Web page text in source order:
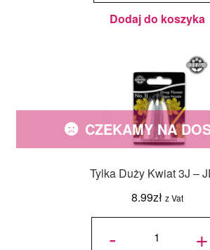
Dodaj do koszyka
Tylka Duży Kwiat 3J –
8.99zł z Vat
CZEKAMY NA
-
ilość
Kwiat
3J - +